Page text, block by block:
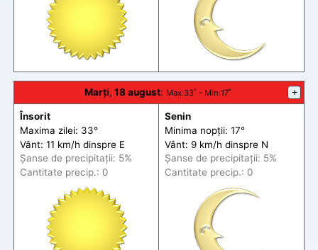
Marți, 18 august: Max:33˚ - Min:17˚ +
Însorit
Maxima zilei: 33°
Vânt: 11 km/h dinspre E
Șanse de precipitații: 5%
Cantitate precip.: 0
Senin
Minima nopții: 17°
Vânt: 9 km/h dinspre N
Șanse de precipitații: 5%
Cantitate precip.: 0